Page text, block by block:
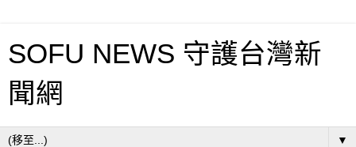
SOFU NEWS 守護台灣新
聞網
▼